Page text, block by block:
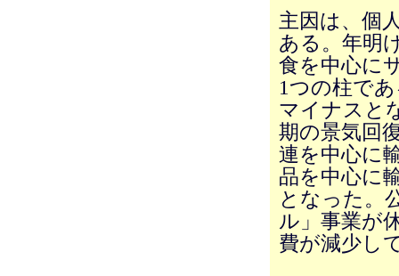
主因は、個
ある。年明
食を中心に
1つの柱で
マイナスと
期の景気回
連を中心に
品を中心に
となった。
ル」事業が
費が減少し